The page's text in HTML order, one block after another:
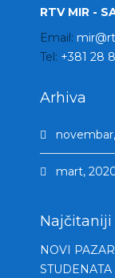
RTV MIR -
Email:
Tel: +381 28
Arhiva
mart,
Najčitaniji
NOVI